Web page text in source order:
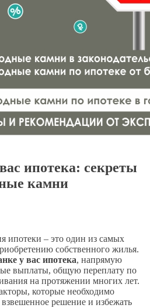
ипотека: секреты
камни
ипотеки – это один из самых
собственного жилья.
у вас ипотека, напрямую
выплаты, общую переплату по
на протяжении многих лет.
которые необходимо
решение и избежать